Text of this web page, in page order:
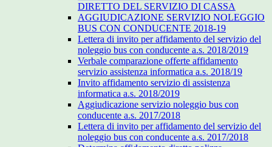
DIRETTO DEL SERVIZIO DI CASSA
AGGIUDICAZIONE SERVIZIO NOLEGGIO
BUS CON CONDUCENTE 2018-19
Lettera di invito per affidamento del servizio del
noleggio bus con conducente a.s. 2018/2019
Verbale comparazione offerte affidamento
servizio assistenza informatica a.s. 2018/19
Invito affidamento servizio di assistenza
informatica a.s. 2018/2019
Aggiudicazione servizio noleggio bus con
conducente a.s. 2017/2018
Lettera di invito per affidamento del servizio del
noleggio bus con conducente a.s. 2017/2018